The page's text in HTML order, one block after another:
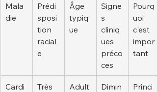
Mala
die
Prédi
sposi
tion
racial
e
Âge
typiq
ue
Signe
s
cliniq
ues
préco
ces
Pourq
uoi
c'est
impor
tant
Cardi
Très
Adult
Dimin
Princi